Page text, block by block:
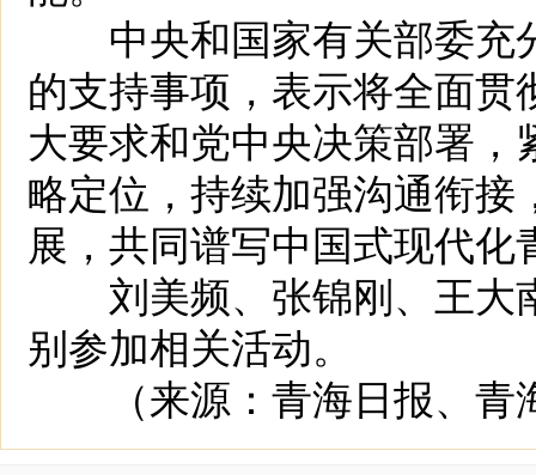
中央和国家有关部委充
的支持事项，表示将全面
大要求和党中央决策部署
略定位，持续加强沟通衔
展，共同谱写中国式现代化
刘美频、张锦刚、王大
别参加相关活动。
（来源：青海日报、青